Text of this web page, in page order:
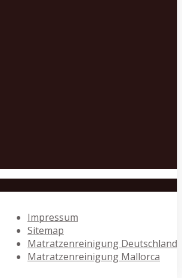
Impressum
Sitemap
Matratzenreinigung Deutschland
Matratzenreinigung Mallorca